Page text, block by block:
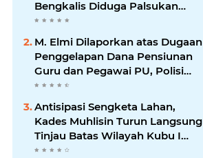
Bengkalis Diduga Palsukan
Barang Bukti Hingga Paksa
Warga Hadir di TKP
M. Elmi Dilaporkan atas Dugaan
Penggelapan Dana Pensiunan
Guru dan Pegawai PU, Polisi
Pastikan Proses Hukum
Berjalan
Antisipasi Sengketa Lahan,
Kades Muhlisin Turun Langsung
Tinjau Batas Wilayah Kubu I
yang Diduga Diserobot PT Jatim